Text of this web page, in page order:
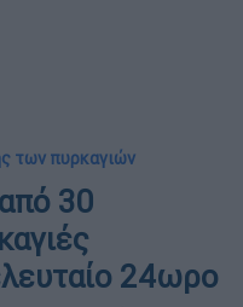
των πυρκαγιών
30
24ωρο